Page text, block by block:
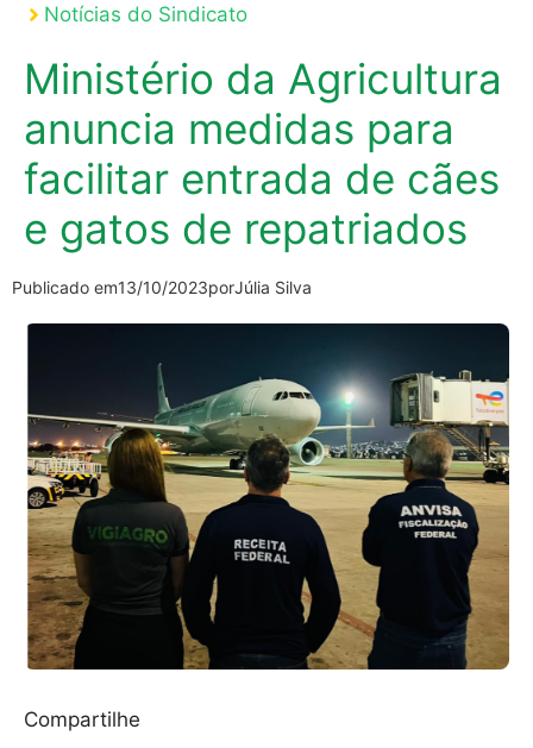
Notícias do Sindicato
Ministério da Agricultura
anuncia medidas para
facilitar entrada de cães
e gatos de repatriados
Publicado em13/10/2023porJúlia Silva
Compartilhe